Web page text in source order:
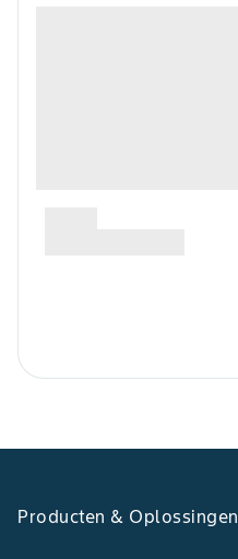
Producten & Oplossingen